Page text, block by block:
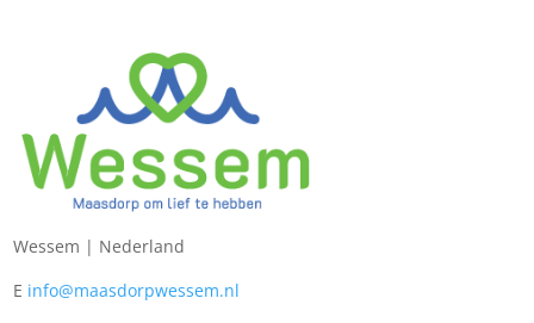
Wessem | Nederland
E info@maasdorpwessem.nl